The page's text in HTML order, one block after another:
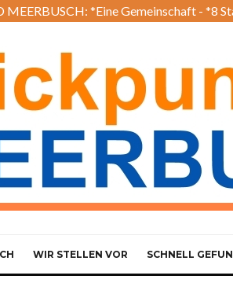
MEERBUSCH: *Eine Gemeinschaft - *8
WIR STELLEN VOR SCHNELL